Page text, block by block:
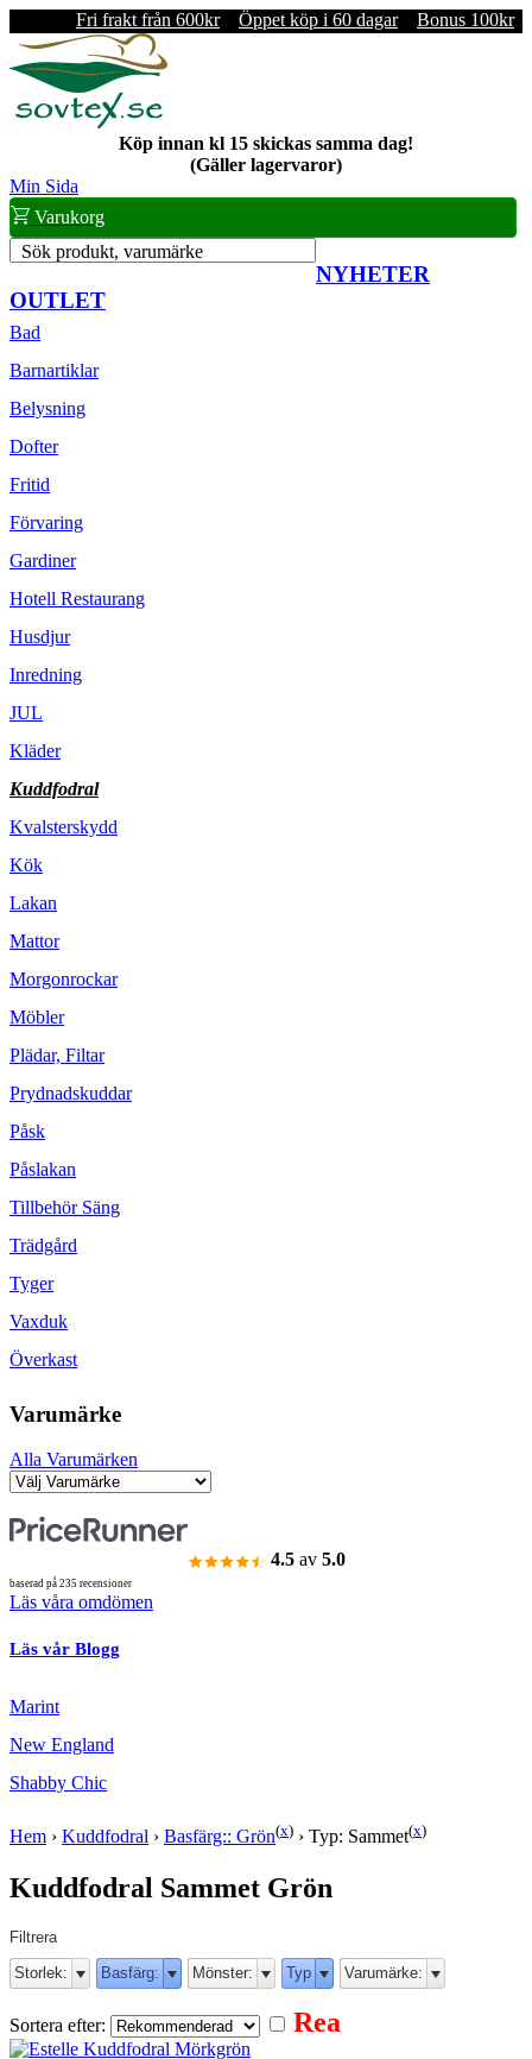
Fri frakt från 600kr Öppet köp i 60 dagar Bonus 100kr
Köp innan kl 15 skickas samma dag!
(Gäller lagervaror)
Min Sida
Varukorg
Sök produkt, varumärke
NYHETER
OUTLET
Bad
Barnartiklar
Belysning
Dofter
Fritid
Förvaring
Gardiner
Hotell Restaurang
Husdjur
Inredning
JUL
Kläder
Kuddfodral
Kvalsterskydd
Kök
Lakan
Mattor
Morgonrockar
Möbler
Plädar, Filtar
Prydnadskuddar
Påsk
Påslakan
Tillbehör Säng
Trädgård
Tyger
Vaxduk
Överkast
Varumärke
Alla Varumärken
4.5 av 5.0
baserad på 235 recensioner
Läs våra omdömen
Läs vår Blogg
Marint
New England
Shabby Chic
Hem › Kuddfodral › Basfärg:: Grön(x) › Typ: Sammet(x)
Kuddfodral Sammet Grön
Filtrera
Storlek:
Basfärg: Mönster: Typ Varumärke:
Sortera efter: Rea